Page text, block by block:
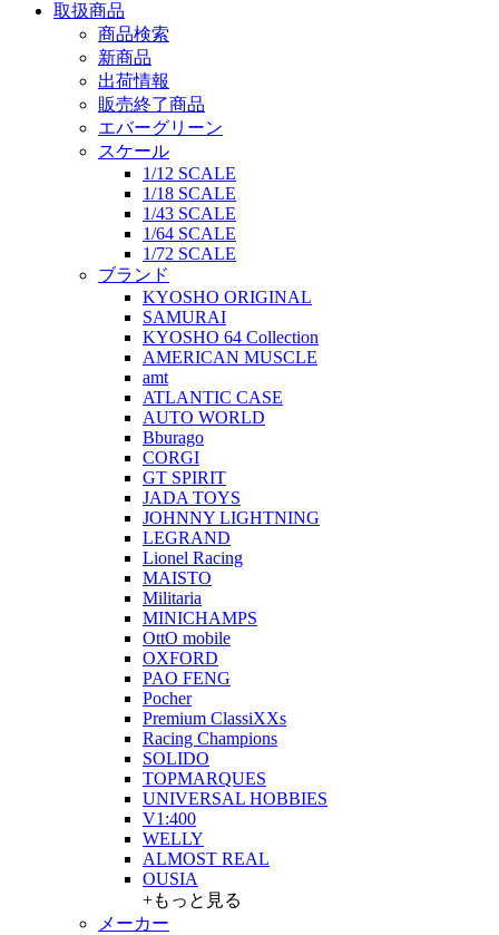
取扱商品
商品検索
新商品
出荷情報
販売終了商品
エバーグリーン
スケール
1/12 SCALE
1/18 SCALE
1/43 SCALE
1/64 SCALE
1/72 SCALE
ブランド
KYOSHO ORIGINAL
SAMURAI
KYOSHO 64 Collection
AMERICAN MUSCLE
amt
ATLANTIC CASE
AUTO WORLD
Bburago
CORGI
GT SPIRIT
JADA TOYS
JOHNNY LIGHTNING
LEGRAND
Lionel Racing
MAISTO
Militaria
MINICHAMPS
OttO mobile
OXFORD
PAO FENG
Pocher
Premium ClassiXXs
Racing Champions
SOLIDO
TOPMARQUES
UNIVERSAL HOBBIES
V1:400
WELLY
ALMOST REAL
OUSIA
+もっと見る
メーカー